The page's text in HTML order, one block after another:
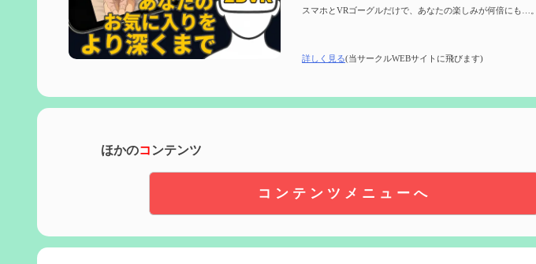
スマホとVRゴーグルだけで、あなたの楽しみが何倍にも…。
詳しく見る(当サークルWEBサイトに飛びます)
ほかのコ ンテンツ
コンテンツメニューへ